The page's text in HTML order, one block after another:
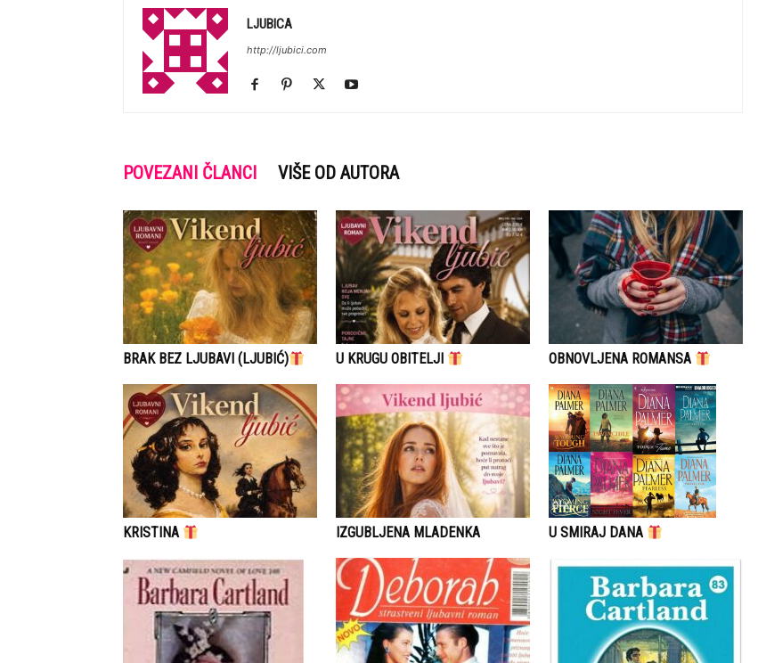
LJUBICA
http://ljubici.com
POVEZANI ČLANCI VIŠE OD AUTORA
BRAK BEZ LJUBAVI (LJUBIĆ) U KRUGU OBITELJI OBNOVLJENA ROMANSA
KRISTINA IZGUBLJENA MLADENKA U SMIRAJ DANA